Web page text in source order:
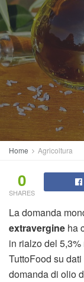
Home Agricoltura
0
SHARES
La domanda
extravergine ha
in rialzo del
TuttoFood su
domanda di olio